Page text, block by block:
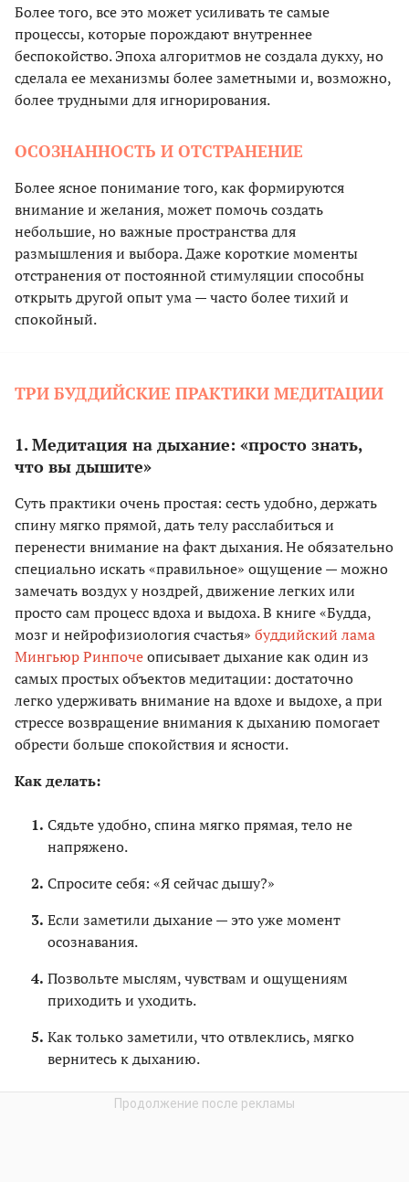
Более того, все это может усиливать те самые
процессы, которые порождают внутреннее
беспокойство. Эпоха алгоритмов не создала дукху, но
сделала ее механизмы более заметными и, возможно,
более трудными для игнорирования.
ОСОЗНАННОСТЬ И ОТСТРАНЕНИЕ
Более ясное понимание того, как формируются
внимание и желания, может помочь создать
небольшие, но важные пространства для
размышления и выбора. Даже короткие моменты
отстранения от постоянной стимуляции способны
открыть другой опыт ума — часто более тихий и
спокойный.
ТРИ БУДДИЙСКИЕ ПРАКТИКИ МЕДИТАЦИИ
1. Медитация на дыхание: «просто знать,
что вы дышите»
Суть практики очень простая: сесть удобно, держать
спину мягко прямой, дать телу расслабиться и
перенести внимание на факт дыхания. Не обязательно
специально искать «правильное» ощущение — можно
замечать воздух у ноздрей, движение легких или
просто сам процесс вдоха и выдоха. В книге «Будда,
мозг и нейрофизиология счастья» буддийский лама
Мингьюр Ринпочеописывает дыхание как один из
самых простых объектов медитации: достаточно
легко удерживать внимание на вдохе и выдохе, а при
стрессе возвращение внимания к дыханию помогает
обрести больше спокойствия и ясности.
Как делать:
Сядьте удобно, спина мягко прямая, тело не
напряжено.
Спросите себя: «Я сейчас дышу?»
Если заметили дыхание — это уже момент
осознавания.
Позвольте мыслям, чувствам и ощущениям
приходить и уходить.
Как только заметили, что отвлеклись, мягко
вернитесь к дыханию.